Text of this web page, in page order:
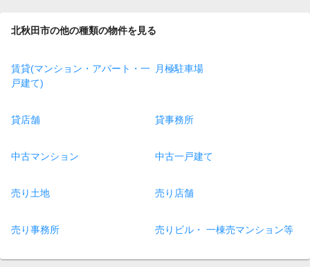
北秋田市の他の種類の物件を見る
賃貸(マンション・アパート・一
戸建て)
月極駐車場
貸店舗 貸事務所
中古マンション 中古一戸建て
売り土地 売り店舗
売り事務所 売りビル・ 一棟売マンション等